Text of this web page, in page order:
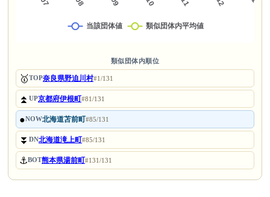
類似団体内順位
🥇TOP奈良県野迫川村#1/131
⏫UP京都府伊根町#81/131
●NOW北海道苫前町#85/131
⏬DN北海道滝上町#85/131
⚓BOT熊本県湯前町#131/131